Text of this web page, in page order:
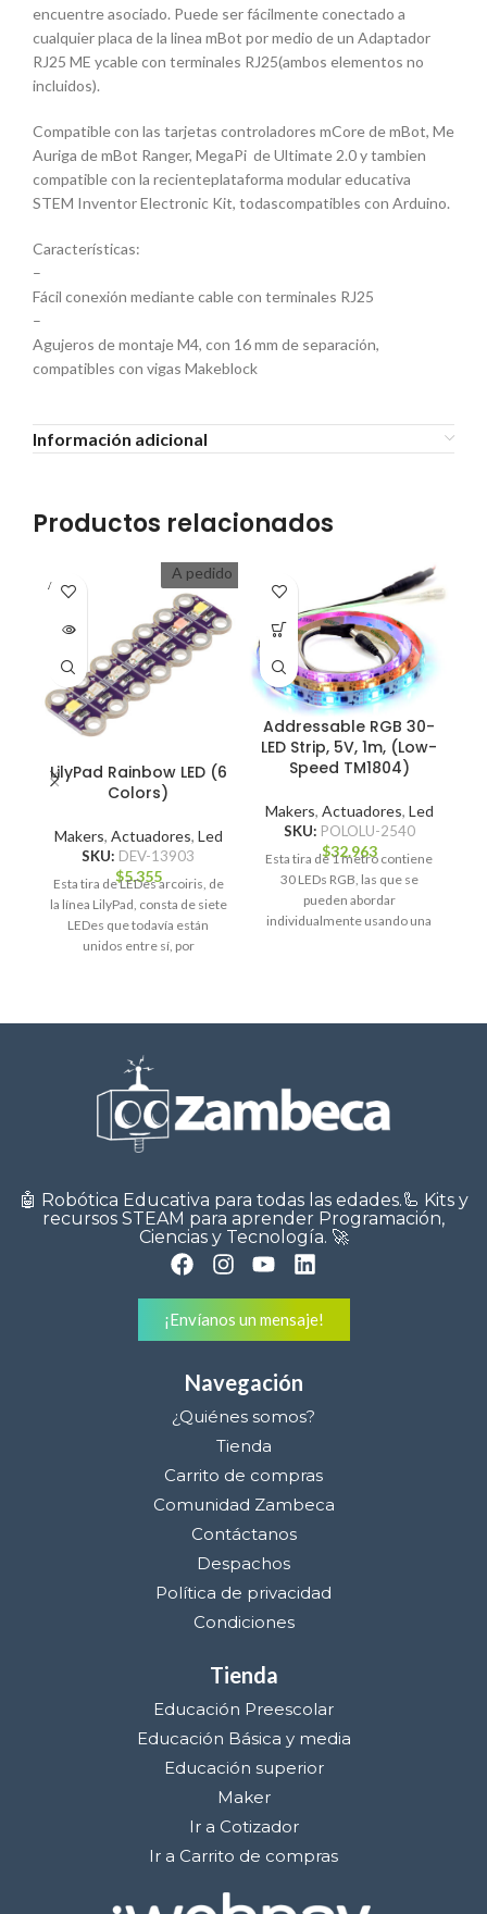
encuentre asociado. Puede ser fácilmente conectado a
cualquier placa de la linea mBot por medio de un Adaptador
RJ25 ME ycable con terminales RJ25(ambos elementos no
incluidos).
Compatible con las tarjetas controladores mCore de mBot, Me
Auriga de mBot Ranger, MegaPi de Ultimate 2.0 y tambien
compatible con la recienteplataforma modular educativa
STEM Inventor Electronic Kit, todascompatibles con Arduino.
Características:
–
Fácil conexión mediante cable con terminales RJ25
–
Agujeros de montaje M4, con 16 mm de separación,
compatibles con vigas Makeblock
Información adicional
Productos relacionados
A PEDI
DO
A pedido
LilyPad Rainbow LED (6
Colors)
Makers, Actuadores, Led
SKU: DEV-13903
$5.355
Esta tira de LEDes arcoiris, de
la línea LilyPad, consta de siete
LEDes que todavía están
unidos entre sí, por
Addressable RGB 30-
LED Strip, 5V, 1m, (Low-
Speed TM1804)
Makers, Actuadores, Led
SKU: POLOLU-2540
$32.963
Esta tira de 1 metro contiene
30 LEDs RGB, las que se
pueden abordar
individualmente usando una
🤖 Robótica Educativa para todas las edades.🦾 Kits y
recursos STEAM para aprender Programación,
Ciencias y Tecnología. 🚀
¡Envíanos un mensaje!
Navegación
¿Quiénes somos?
Tienda
Carrito de compras
Comunidad Zambeca
Contáctanos
Despachos
Política de privacidad
Condiciones
Tienda
Educación Preescolar
Educación Básica y media
Educación superior
Maker
Ir a Cotizador
Ir a Carrito de compras